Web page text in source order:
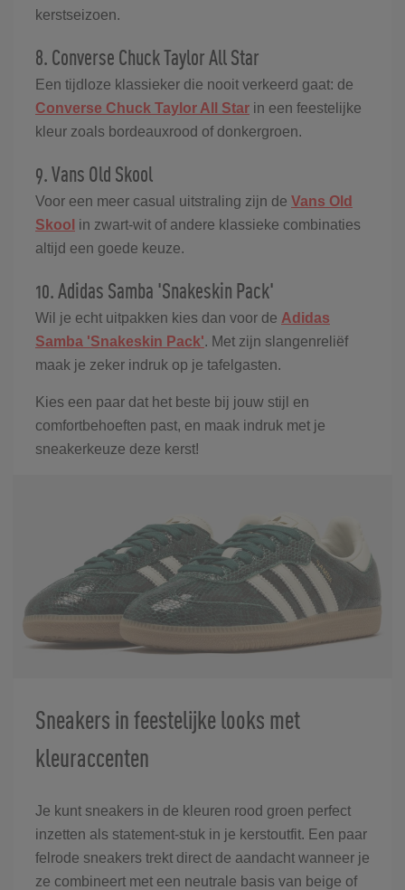
kerstseizoen.
8. Converse Chuck Taylor All Star
Een tijdloze klassieker die nooit verkeerd gaat: de
Converse Chuck Taylor All Star in een feestelijke
kleur zoals bordeauxrood of donkergroen.
9. Vans Old Skool
Voor een meer casual uitstraling zijn de Vans Old
Skool in zwart-wit of andere klassieke combinaties
altijd een goede keuze.
10. Adidas Samba 'Snakeskin Pack'
Wil je echt uitpakken kies dan voor de Adidas
Samba 'Snakeskin Pack'. Met zijn slangenreliëf
maak je zeker indruk op je tafelgasten.
Kies een paar dat het beste bij jouw stijl en
comfortbehoeften past, en maak indruk met je
sneakerkeuze deze kerst!
Sneakers in feestelijke looks met
kleuraccenten
Je kunt sneakers in de kleuren rood groen perfect
inzetten als statement-stuk in je kerstoutfit. Een paar
felrode sneakers trekt direct de aandacht wanneer je
ze combineert met een neutrale basis van beige of